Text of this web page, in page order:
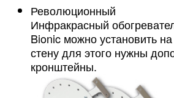
Революционный
Инфракрасный
Bionic можно установить
стену для этого нужны
кронштейны.